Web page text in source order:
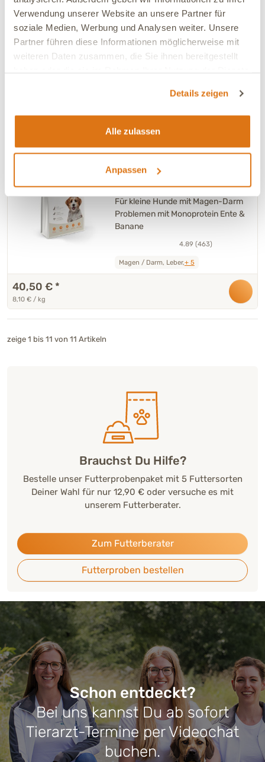
Verwendung unserer Website an unsere Partner für
soziale Medien, Werbung und Analysen weiter. Unsere
Partner führen diese Informationen möglicherweise mit
weiteren Daten zusammen, die Sie ihnen bereitgestellt
Details zeigen
Alle zulassen
Anpassen
Brauchst Du Unterstützung bei der Fütterung
Deines Hundes?
Unsere Experten beraten Dich individuell und erstellen
einen maßgeschneiderten Ernährungsplan – perfekt
Jetzt Ernährungsberatung buchen
1 Variante
INTESTO MINI – 5 kg
Trockenfutter Hund
Für kleine Hunde mit Magen-Darm
Problemen mit Monoprotein Ente &
Banane
4.89 (463)
Magen / Darm, Leber,+ 5
40,50 € *
8,10 € / kg
zeige 1 bis 11 von 11 Artikeln
Brauchst Du Hilfe?
Bestelle unser Futterprobenpaket mit 5 Futtersorten
Deiner Wahl für nur 12,90 € oder versuche es mit
unserem Futterberater.
Zum Futterberater
Futterproben bestellen
Schon entdeckt?
Bei uns kannst Du ab sofort
Tierarzt-Termine per Videochat
buchen.